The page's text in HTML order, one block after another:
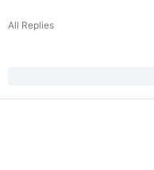
All Replies